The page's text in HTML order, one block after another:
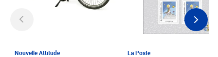
Nouvelle Attitude La Poste